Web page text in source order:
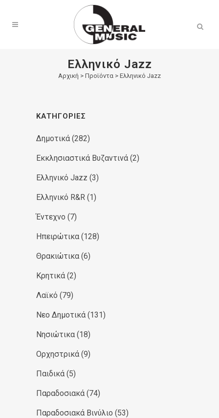
Ελληνικό Jazz
Αρχική > Προϊόντα > Ελληνικό Jazz
ΚΑΤΗΓΟΡΊΕΣ
Δημοτικά (282)
Εκκλησιαστικά Βυζαντινά (2)
Ελληνικό Jazz (3)
Ελληνικό R&R (1)
Έντεχνο (7)
Ηπειρώτικα (128)
Θρακιώτικα (6)
Κρητικά (2)
Λαϊκό (79)
Νεο Δημοτικά (131)
Νησιώτικα (18)
Ορχηστρικά (9)
Παιδικά (5)
Παραδοσιακά (74)
Παραδοσιακά Βινύλιο (53)